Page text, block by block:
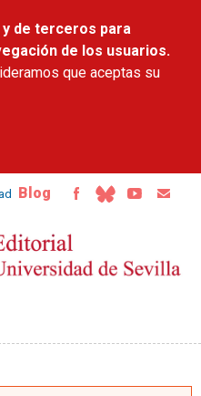
de terceros para
de los usuarios.
que aceptas su
Blog